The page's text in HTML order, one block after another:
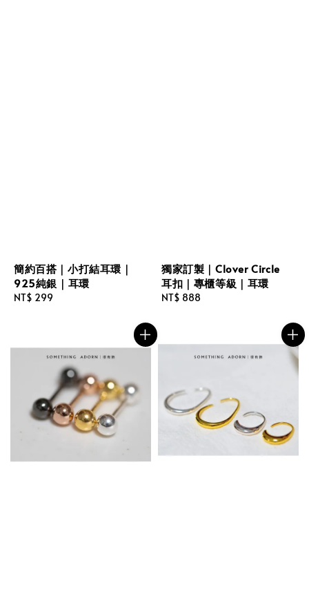
簡約百搭｜小打結耳環｜
925純銀｜耳環
Regular
NT$ 299
獨家訂製｜Clover Circle
耳扣｜專櫃等級｜耳環
Regular
NT$ 888